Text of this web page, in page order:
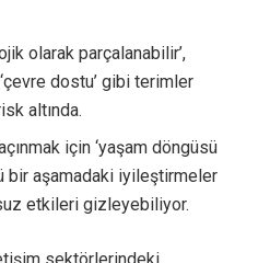
olarak parçalanabilir’,
dostu’ gibi terimler
altında.
için ‘yaşam döngüsü
bir aşamadaki iyileştirmeler
etkileri gizleyebiliyor.